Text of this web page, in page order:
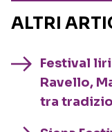
ALTRI
Festival
Ravello,
tra